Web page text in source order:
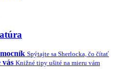
Spýtajte sa Sherlocka, čo čítať
vás Knižné tipy ušité na mieru vám